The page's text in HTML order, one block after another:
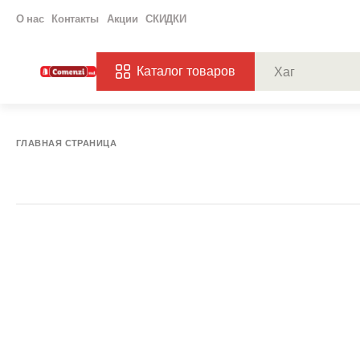
О нас Контакты Акции СКИДКИ
Каталог товаров
ГЛАВНАЯ СТРАНИЦА